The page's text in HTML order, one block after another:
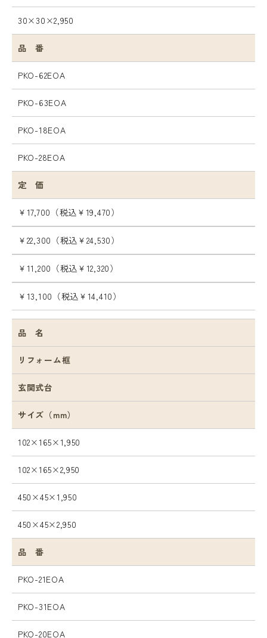
30×30×2,950
品 番
PKO-62EOA
PKO-63EOA
PKO-18EOA
PKO-28EOA
定 価
￥17,700 （税込￥19,470）
￥22,300 （税込￥24,530）
￥11,200 （税込￥12,320）
￥13,100 （税込￥14,410）
品 名
リフォーム框
玄関式台
サイズ（mm）
102×165×1,950
102×165×2,950
450×45×1,950
450×45×2,950
品 番
PKO-21EOA
PKO-31EOA
PKO-20EOA